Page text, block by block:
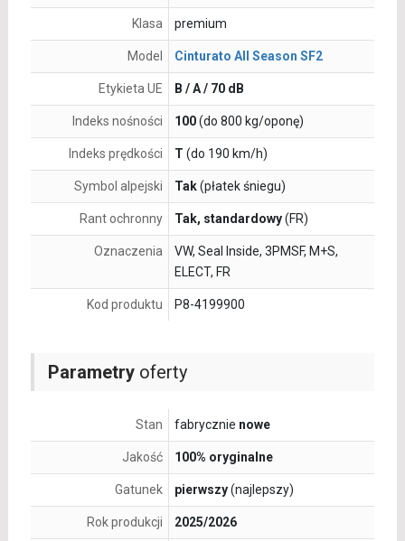
Parametryoferty
Stan fabrycznie nowe
Jakość 100% oryginalne
Gatunek pierwszy(najlepszy)
Rok produkcji 2025/2026
Klasa premium
Model Cinturato All Season SF2
Etykieta UE B / A / 70 dB
Indeks nośności 100(do 800 kg/oponę)
Indeks prędkości T (do 190 km/h)
Symbol alpejski Tak(płatek śniegu)
Rant ochronny Tak, standardowy(FR)
Oznaczenia
VW, Seal Inside, 3PMSF, M+S,
ELECT, FR
Kod produktu P8-4199900